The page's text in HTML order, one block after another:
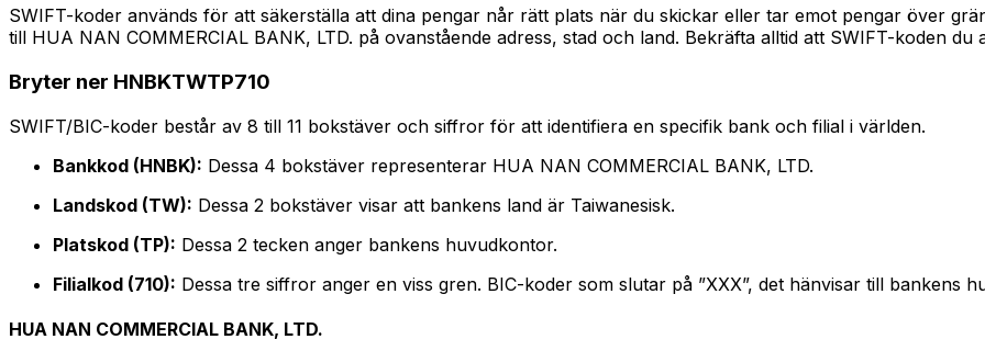
SWIFT-koder används för att säkerställa att dina pengar når rätt plats när du skickar eller tar emot pengar över
till HUA NAN COMMERCIAL BANK, LTD. på ovanstående adress, stad och land. Bekräfta alltid att SWIFT-koden
Bryter ner HNBKTWTP710
SWIFT/BIC-koder består av 8 till 11 bokstäver och siffror för att identifiera en specifik bank och filial i världen.
Bankkod (HNBK): Dessa 4 bokstäver representerar HUA NAN COMMERCIAL BANK, LTD.
Landskod (TW): Dessa 2 bokstäver visar att bankens land är Taiwanesisk.
Platskod (TP): Dessa 2 tecken anger bankens huvudkontor.
Filialkod (710): Dessa tre siffror anger en viss gren. BIC-koder som slutar på ”XXX”, det hänvisar till bankens
HUA NAN COMMERCIAL BANK, LTD.